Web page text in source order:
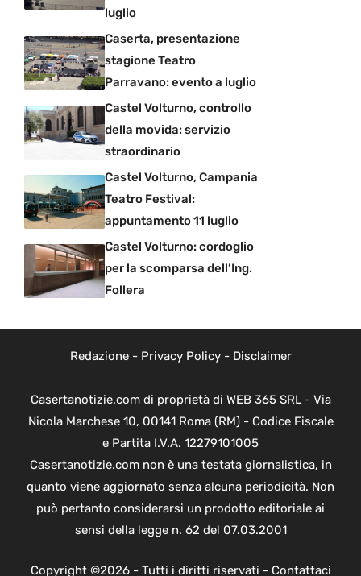
luglio
Caserta, presentazione
stagione Teatro
Parravano: evento a luglio
Castel Volturno, controllo
della movida: servizio
straordinario
Castel Volturno, Campania
Teatro Festival:
appuntamento 11 luglio
Castel Volturno: cordoglio
per la scomparsa dell’Ing.
Follera
Redazione- Privacy Policy- Disclaimer
Casertanotizie.com di proprietà di WEB 365 SRL - Via
Nicola Marchese 10, 00141 Roma (RM) - Codice Fiscale
e Partita I.V.A. 12279101005
Casertanotizie.com non è una testata giornalistica, in
quanto viene aggiornato senza alcuna periodicità. Non
può pertanto considerarsi un prodotto editoriale ai
sensi della legge n. 62 del 07.03.2001
Copyright ©2026 - Tutti i diritti riservati - Contattaci